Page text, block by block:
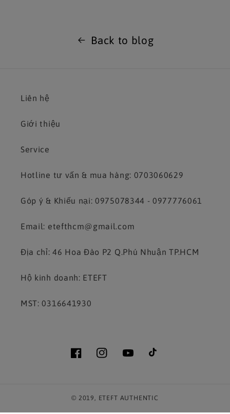
Back to blog
Liên hệ
Giới thiệu
Service
Hotline tư vấn & mua hàng: 0703060629
Góp ý & Khiếu nại: 0975078344 - 0977776061
Email: etefthcm@gmail.com
Địa chỉ: 46 Hoa Đào P2 Q.Phú Nhuận TP.HCM
Hộ kinh doanh: ETEFT
MST: 0316641930
FacebookInstagramYouTubeTikTok
© 2019, ETEFT AUTHENTIC